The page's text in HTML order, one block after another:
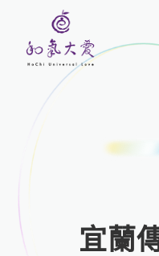
宜蘭